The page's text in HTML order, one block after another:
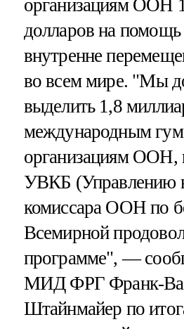
организациям ООН
долларов на
внутренне
во всем мире. "Мы
выделить 1,8
международным
организациям ООН,
УВКБ (Управлению
комиссара ООН по
Всемирной
программе", —
МИД ФРГ Франк-
Штайнмайер по